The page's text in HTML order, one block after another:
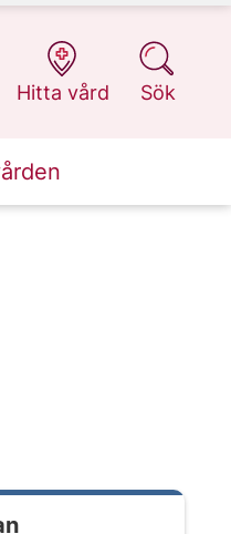
Hitta vård
på 1177.se
Sök
på 1177.se